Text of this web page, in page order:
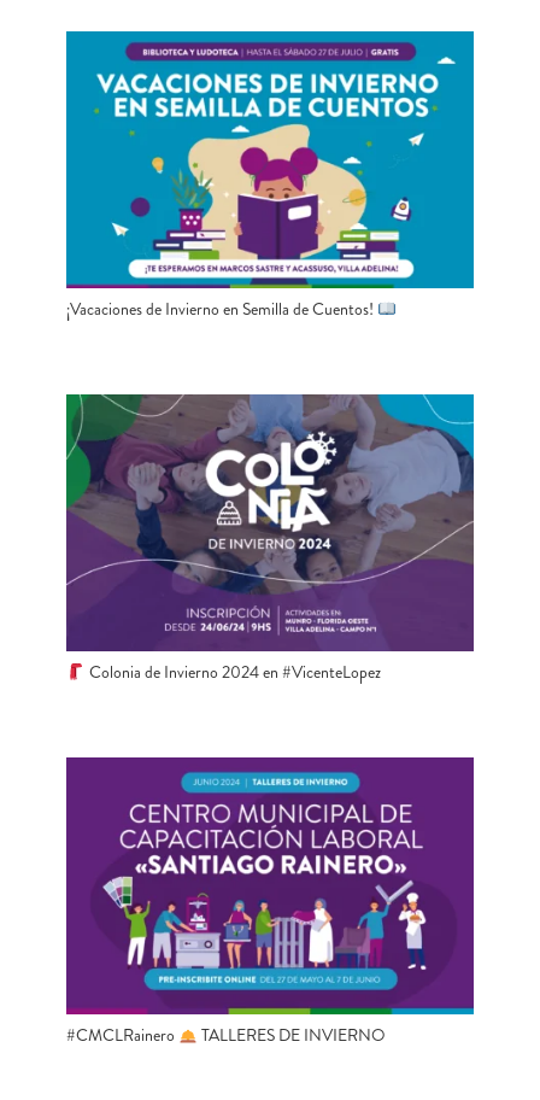
¡Vacaciones de Invierno en Semilla de Cuentos!
Colonia de Invierno 2024 en #VicenteLopez
#CMCLRainero TALLERES DE INVIERNO